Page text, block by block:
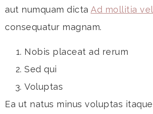
aut numquam dicta Ad mollitia
consequatur magnam.
Nobis placeat ad rerum
Sed qui
Voluptas
Ea ut natus minus voluptas